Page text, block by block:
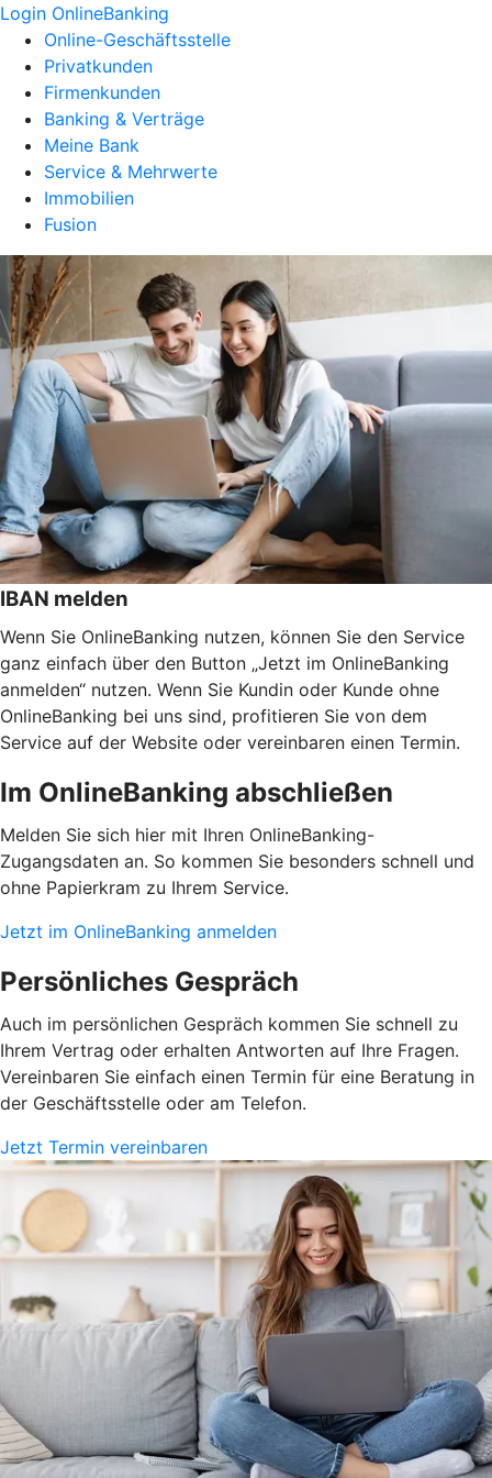
Login OnlineBanking
Online-Geschäftsstelle
Privatkunden
Firmenkunden
Banking & Verträge
Meine Bank
Service & Mehrwerte
Immobilien
Fusion
IBAN melden
Wenn Sie OnlineBanking nutzen, können Sie den Service
ganz einfach über den Button „Jetzt im OnlineBanking
anmelden“ nutzen. Wenn Sie Kundin oder Kunde ohne
OnlineBanking bei uns sind, profitieren Sie von dem
Service auf der Website oder vereinbaren einen Termin.
Im OnlineBanking abschließen
Melden Sie sich hier mit Ihren OnlineBanking-
Zugangsdaten an. So kommen Sie besonders schnell und
ohne Papierkram zu Ihrem Service.
Jetzt im OnlineBanking anmelden
Persönliches Gespräch
Auch im persönlichen Gespräch kommen Sie schnell zu
Ihrem Vertrag oder erhalten Antworten auf Ihre Fragen.
Vereinbaren Sie einfach einen Termin für eine Beratung in
der Geschäftsstelle oder am Telefon.
Jetzt Termin vereinbaren